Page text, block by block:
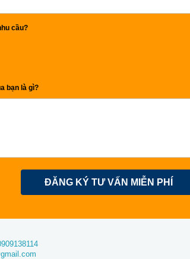
cầu?
bạn là gì?
ĐĂNG KÝ TƯ VẤN MIỄN PHÍ